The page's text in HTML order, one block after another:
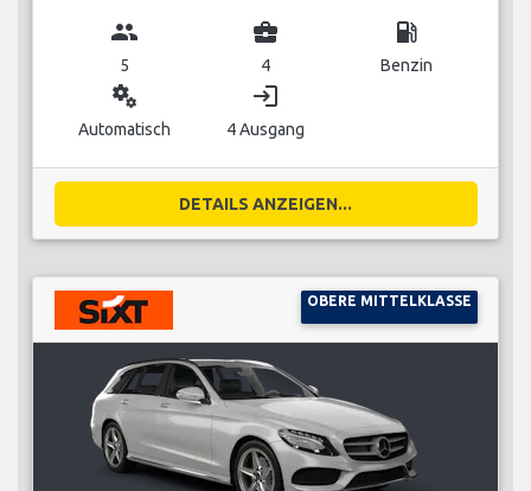
group
5
business_center
4
local_gas_station
Benzin
miscellaneous_services
Automatisch
login
4 Ausgang
DETAILS ANZEIGEN...
OBERE MITTELKLASSE